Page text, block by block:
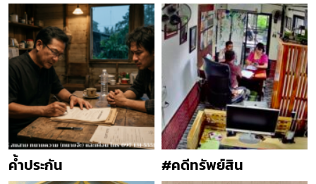
ค้ำประกัน #คดีทรัพย์สิน